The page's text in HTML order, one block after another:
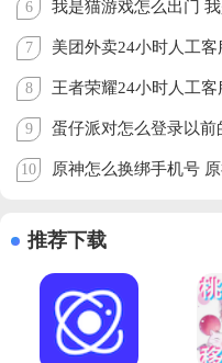
6 我是猫游戏怎么出门
7
8
9
10
推荐下载